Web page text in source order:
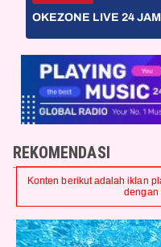
OKEZONE LIVE 24 JAM